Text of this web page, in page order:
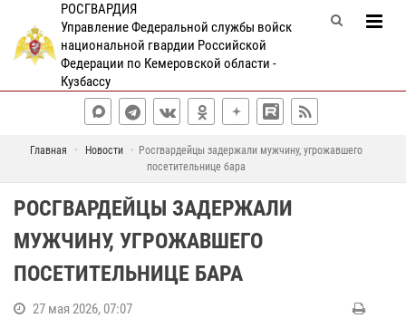
РОСГВАРДИЯ
Управление Федеральной службы войск
национальной гвардии Российской
Федерации по Кемеровской области -
Кузбассу
Главная Новости
Росгвардейцы задержали мужчину, угрожавшего
посетительнице бара
РОСГВАРДЕЙЦЫ ЗАДЕРЖАЛИ
МУЖЧИНУ, УГРОЖАВШЕГО
ПОСЕТИТЕЛЬНИЦЕ БАРА
27 мая 2026, 07:07